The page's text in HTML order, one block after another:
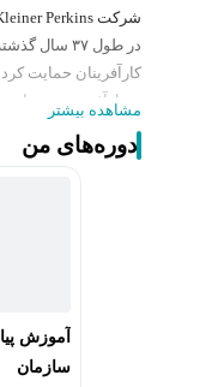
شرکت Kleiner Perkins است.
در طول ۳۷
کارآفرینان حمایت
تحول‌آفرین و
راهنمایی عملی برای
او به تحول آینده
با بحران اقلیمی و
مدیران را به
مشاهده بیشتر
دوره‌های من
سازمان